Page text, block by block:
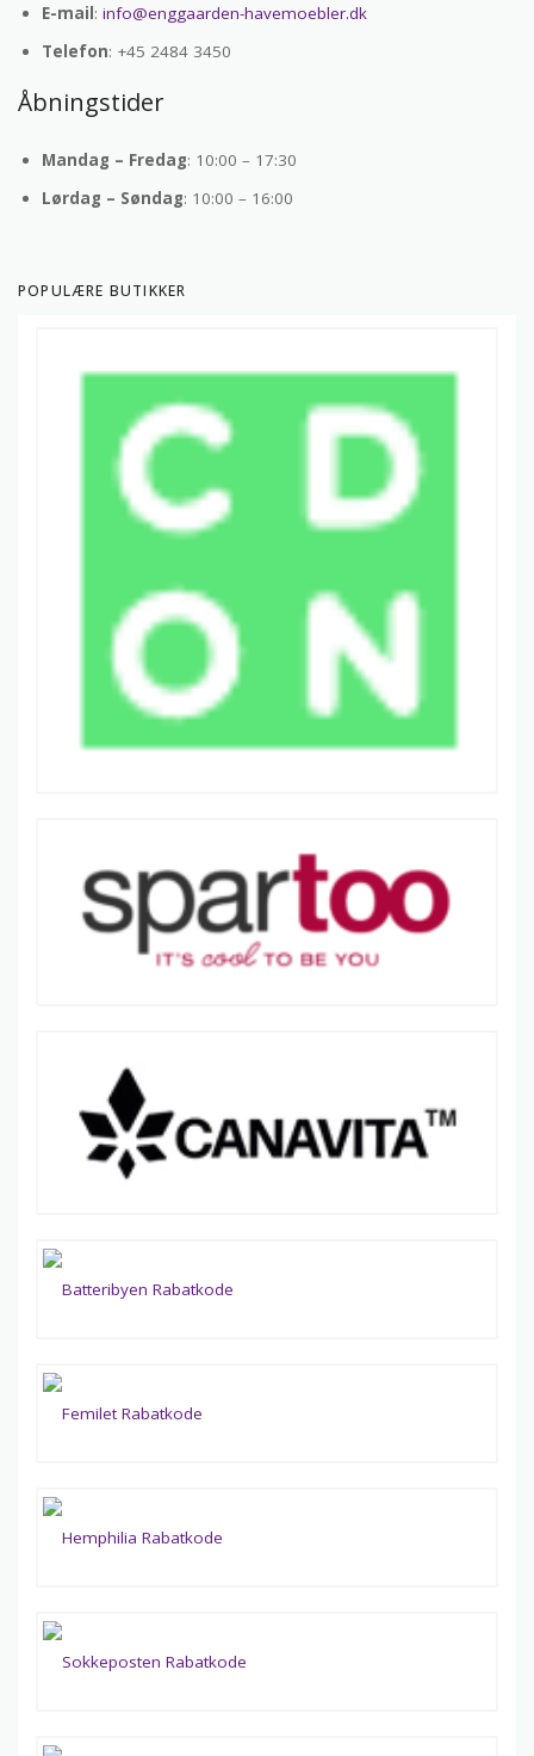
E-mail: info@enggaarden-havemoebler.dk
Telefon: +45 2484 3450
Åbningstider
Mandag – Fredag: 10:00 – 17:30
Lørdag – Søndag: 10:00 – 16:00
POPULÆRE BUTIKKER